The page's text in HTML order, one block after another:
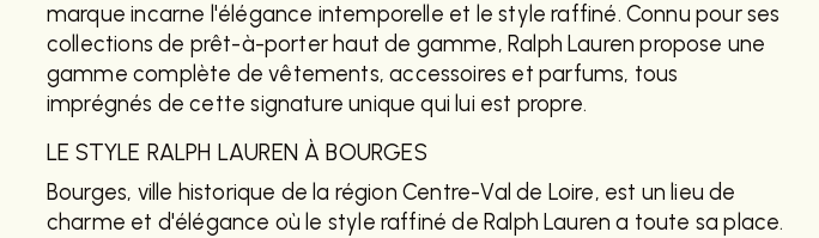
marque incarne l'élégance intemporelle et le style raffiné. Connu pour ses
collections de prêt-à-porter haut de gamme, Ralph Lauren propose une
gamme complète de vêtements, accessoires et parfums, tous
imprégnés de cette signature unique qui lui est propre.
LE STYLE RALPH LAUREN À BOURGES
Bourges, ville historique de la région Centre-Val de Loire, est un lieu de
charme et d'élégance où le style raffiné de Ralph Lauren a toute sa place.